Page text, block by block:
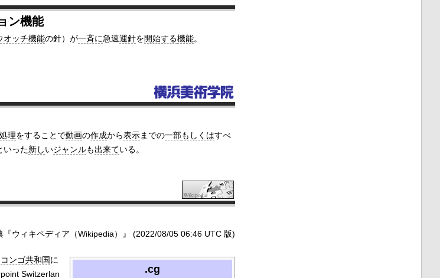
ン機能
オッチ機能の針）が一斉に急速運針を開始する機能。
理をすることで動画の作成から表示までの一部もしくはすべ
いった新しいジャンルも出来ている。
『ウィキペディア（Wikipedia）』 (2022/08/05 06:46 UTC 版)
.cg
コンゴ共和国に
Switzerlan